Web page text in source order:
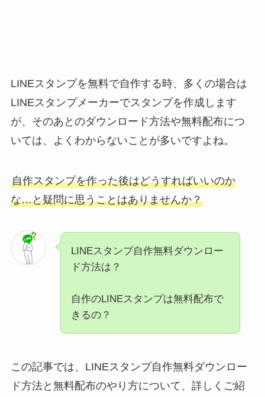
LINEスタンプを無料で自作する時、多くの場合は
LINEスタンプメーカーでスタンプを作成します
が、そのあとのダウンロード方法や無料配布につ
いては、よくわからないことが多いですよね。
自作スタンプを作った後はどうすればいいのか
な…と疑問に思うことはありませんか？
LINEスタンプ自作無料ダウンロー
ド方法は？
自作のLINEスタンプは無料配布で
きるの？
この記事では、LINEスタンプ自作無料ダウンロー
ド方法と無料配布のやり方について、詳しくご紹